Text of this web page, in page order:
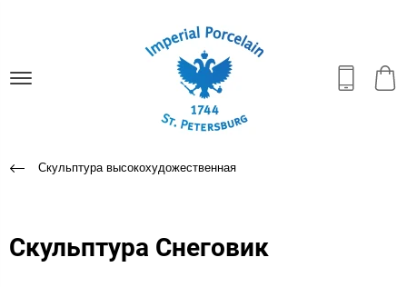
Скульптура высокохудожественная
Скульптура Снеговик